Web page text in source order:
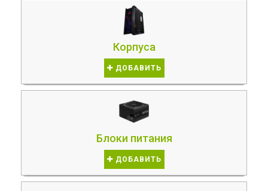
Корпуса
ДОБАВИТЬ
Блоки питания
ДОБАВИТЬ